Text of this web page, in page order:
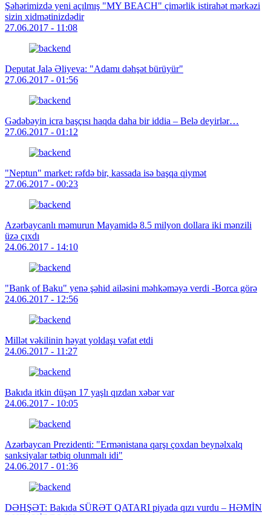
Şəhərimizdə yeni açılmış "MY BEACH" çimərlik istirahət mərkəzi
sizin xidmətinizdədir
27.06.2017 - 11:08
Deputat Jalə Əliyeva: "Adamı dəhşət bürüyür"
27.06.2017 - 01:56
Gədəbəyin icra başçısı haqda daha bir iddia – Belə deyirlər…
27.06.2017 - 01:12
"Neptun" market: rəfdə bir, kassada isə başqa qiymət
27.06.2017 - 00:23
Azərbaycanlı məmurun Mayamidə 8.5 milyon dollara iki mənzili
üzə çıxdı
24.06.2017 - 14:10
"Bank of Baku" yenə şəhid ailəsini məhkəməyə verdi -Borca görə
24.06.2017 - 12:56
Millət vəkilinin həyat yoldaşı vəfat etdi
24.06.2017 - 11:27
Bakıda itkin düşən 17 yaşlı qızdan xəbər var
24.06.2017 - 10:05
Azərbaycan Prezidenti: "Ermənistana qarşı çoxdan beynəlxalq
sanksiyalar tətbiq olunmalı idi"
24.06.2017 - 01:36
DƏHŞƏT: Bakıda SÜRƏT QATARI piyada qızı vurdu – HƏMİN